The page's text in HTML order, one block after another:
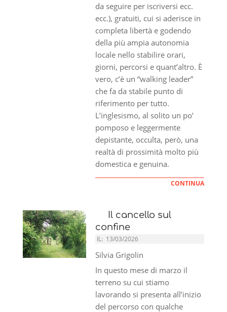
da seguire per iscriversi ecc.
ecc.), gratuiti, cui si aderisce in
completa libertà e godendo
della più ampia autonomia
locale nello stabilire orari,
giorni, percorsi e quant’altro. È
vero, c’è un “walking leader”
che fa da stabile punto di
riferimento per tutto.
L’inglesismo, al solito un po’
pomposo e leggermente
depistante, occulta, però, una
realtà di prossimità molto più
domestica e genuina.
CONTINUA
Il cancello sul
confine
IL: 13/03/2026
Silvia Grigolin
In questo mese di marzo il
terreno su cui stiamo
lavorando si presenta all’inizio
del percorso con qualche